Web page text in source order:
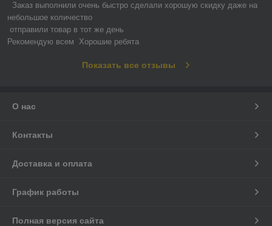
Заказ выполнили очень быстро сделали хорошую скидку даже на
небольшое количество
Рекомендую всем  Хорошие ребята
Показать все отзывы
О нас
Контакты
Доставка и оплата
График работы
Полная версия сайта